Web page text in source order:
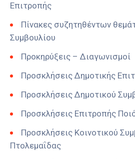
Επιτροπής
Πίνακες συζητηθέντων
Συμβουλίου
Προκηρύξεις – Διαγωνισμοί
Προσκλήσεις Δημοτικής
Προσκλήσεις Δημοτικού
Προσκλήσεις Επιτροπής
Προσκλήσεις Κοινοτικού
Πτολεμαΐδας